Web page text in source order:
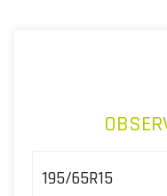
195/65R15